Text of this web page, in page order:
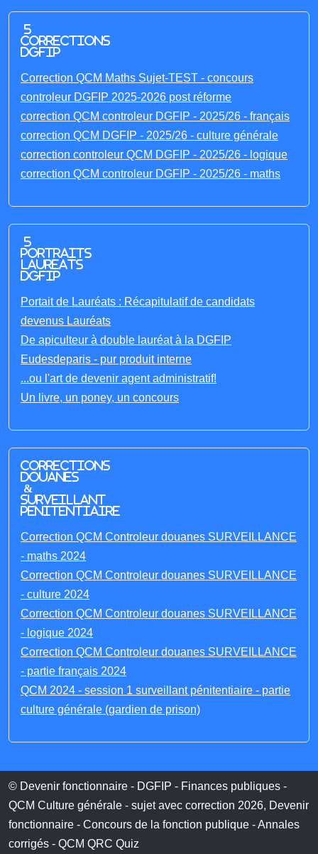
5
corrections
DGFIP
Correction QCM Maths Sujet-TEST - concours
controleur DGFIP 2025-2026 post réforme
correction QCM controleur DGFIP - 2025/26 - français
correction QCM DGFIP - 2025/26 - culture générale
correction controleur QCM DGFIP - 2025/26 - logique
correction QCM controleur DGFIP - 2025/26 - maths
5
portraits
laureats
DGFIP
Portait de Lauréats : Récapitulatif de candidats
devenus Lauréats
De apiculteur à double lauréat à la DGFIP
Eudesdeparis - pur produit interne
...ou l'art de devenir agent administratif!
Un livre, un poney, un concours
Corrections
Douanes
&
Surveillant
penitentiaire
Correction QCM Controleur douanes SURVEILLANCE
- maths 2024
Correction QCM Controleur douanes SURVEILLANCE
- culture 2024
Correction QCM Controleur douanes SURVEILLANCE
- logique 2024
Correction QCM Controleur douanes SURVEILLANCE
- partie français 2024
QCM 2024 - session 1 surveillant pénitentiaire - partie
culture générale (gardien de prison)
© Devenir fonctionnaire - DGFIP - Finances publiques -
QCM Culture générale - sujet avec correction 2026, Devenir
fonctionnaire - Concours de la fonction publique - Annales
corrigés - QCM QRC Quiz